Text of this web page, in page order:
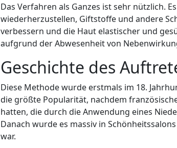
Das Verfahren als Ganzes ist sehr nützlich.
wiederherzustellen, Giftstoffe und andere
verbessern und die Haut elastischer und
aufgrund der Abwesenheit von
Geschichte des
Diese Methode wurde erstmals im 18.
die größte Popularität, nachdem
hatten, die durch die Anwendung eines
Danach wurde es massiv in
war.